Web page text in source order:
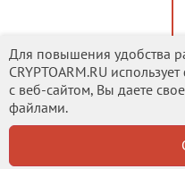
Для повышения удобства
CRYPTOARM.RU
с веб-сайтом, Вы даете
файлами.